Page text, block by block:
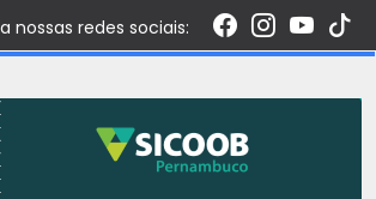
nossas redes sociais: